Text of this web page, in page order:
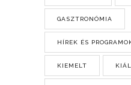
GASZTRONÓMIA
HÍREK ÉS
KIEMELT